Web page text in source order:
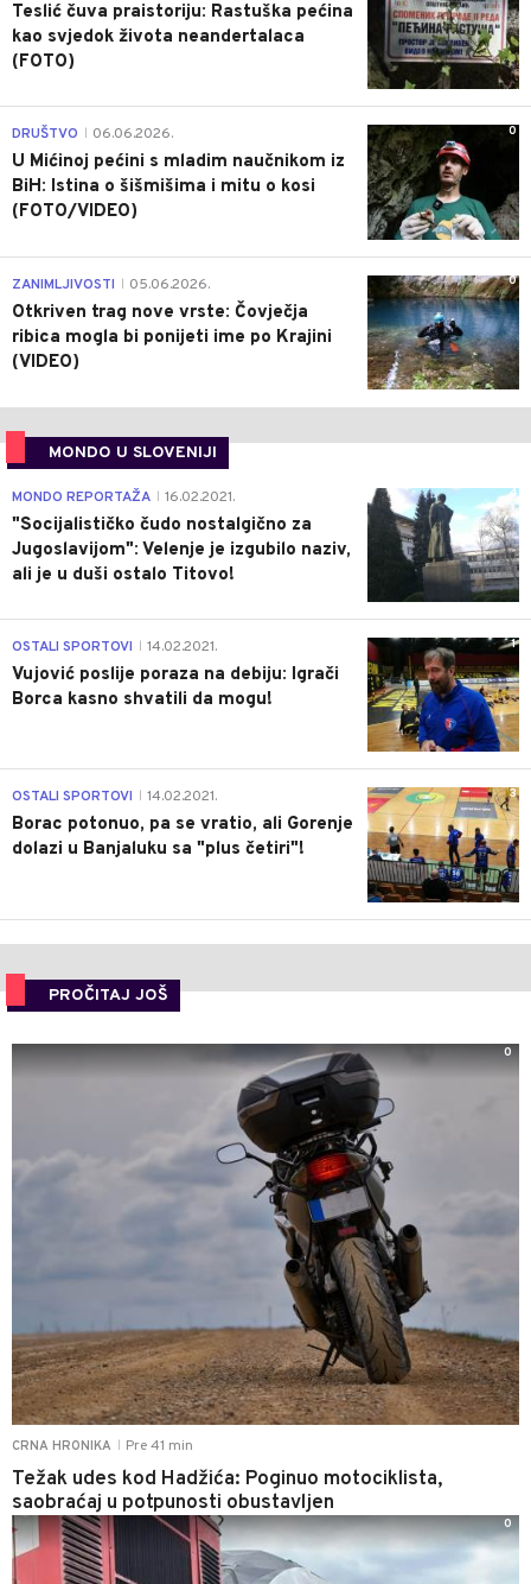
Teslić čuva praistoriju: Rastuška pećina
kao svjedok života neandertalaca
(FOTO)
0
DRUŠTVO 06.06.2026.
U Mićinoj pećini s mladim naučnikom iz
BiH: Istina o šišmišima i mitu o kosi
(FOTO/VIDEO)
0
ZANIMLJIVOSTI 05.06.2026.
Otkriven trag nove vrste: Čovječja
ribica mogla bi ponijeti ime po Krajini
(VIDEO)
MONDO U SLOVENIJI
4
MONDO REPORTAŽA 16.02.2021.
"Socijalističko čudo nostalgično za
Jugoslavijom": Velenje je izgubilo naziv,
ali je u duši ostalo Titovo!
1
OSTALI SPORTOVI 14.02.2021.
Vujović poslije poraza na debiju: Igrači
Borca kasno shvatili da mogu!
3
OSTALI SPORTOVI 14.02.2021.
Borac potonuo, pa se vratio, ali Gorenje
dolazi u Banjaluku sa "plus četiri"!
PROČITAJ JOŠ
CRNA HRONIKA Pre 41 min
Težak udes kod Hadžića: Poginuo motociklista,
saobraćaj u potpunosti obustavljen
0
0